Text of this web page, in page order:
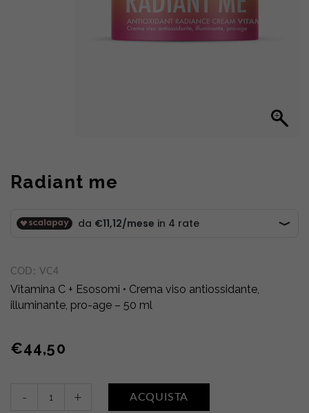
Radiant me
COD: VC4
Vitamina C + Esosomi • Crema viso antiossidante,
illuminante, pro-age – 50 ml
€44,50
- + ACQUISTA